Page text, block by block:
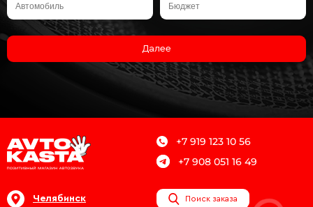
Далее
+7 919 123 10 56
+7 908 051 16 49
Челябинск Поиск заказа